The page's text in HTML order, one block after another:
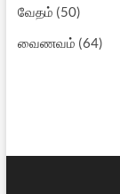
வேதம் (50)
வைணவம் (64)